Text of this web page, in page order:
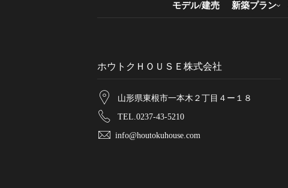
モデル/建売 新築プラン
ホウトクＨＯＵＳＥ株式会社
山形県東根市一本木２丁目４ー１８
TEL.0237-43-5210
info@houtokuhouse.com